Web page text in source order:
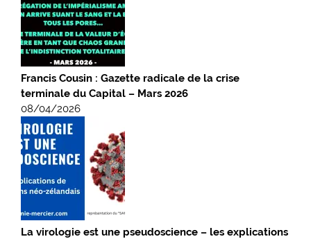
Francis Cousin : Gazette radicale de la crise
terminale du Capital – Mars 2026
08/04/2026
La virologie est une pseudoscience – les explications